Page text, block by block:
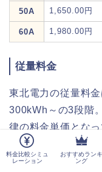
50A 1,650.00円
60A 1,980.00円
従量料金
東北電力の従量料
300kWh～の3段階
律の料金単価となっ
そのため、電力使
料金比較シミュ
レーション
おすすめランキ
ング